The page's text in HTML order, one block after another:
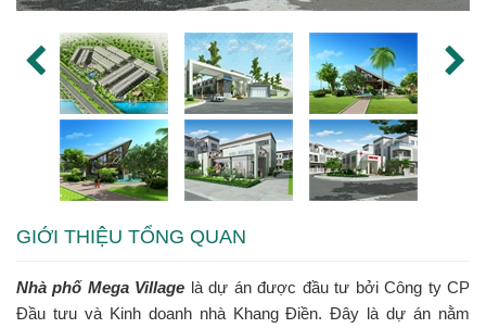
GIỚI THIỆU TỔNG QUAN
Nhà phố Mega Village là dự án được đầu tư bởi Công ty CP
Đầu tưu và Kinh doanh nhà Khang Điền. Đây là dự án nằm